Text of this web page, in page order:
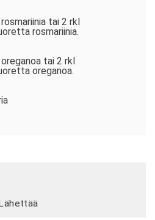
tai 2 rkl
rosmariinia.
tai 2 rkl
oreganoa.
Lähettää